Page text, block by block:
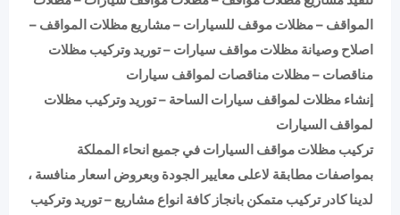
المواقف – مظلات موقف للسيارات – مشاريع مظلات المواقف –
اصلاح وصيانة مظلات مواقف سيارات – توريد وتركيب مظلات
مناقصات – مظلات مناقصات لمواقف سيارات
إنشاء مظلات لمواقف سيارات الساحة – توريد وتركيب مظلات
لمواقف السيارات
تركيب مظلات مواقف السيارات في جميع انحاء المملكة
بمواصفات مطابقة لاعلى معايير الجودة وبعروض اسعار منافسة ،
لدينا كادر تركيب متمكن بانجاز كافة انواع مشاريع – توريد وتركيب